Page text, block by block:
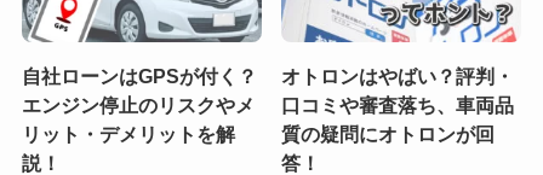
自社ローンはGPSが付く？
エンジン停止のリスクやメ
リット・デメリットを解
説！
オトロンはやばい？評判・
口コミや審査落ち、車両品
質の疑問にオトロンが回
答！